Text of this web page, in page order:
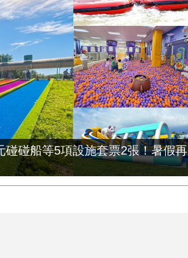
碰船等5項設施套票2張！暑假再